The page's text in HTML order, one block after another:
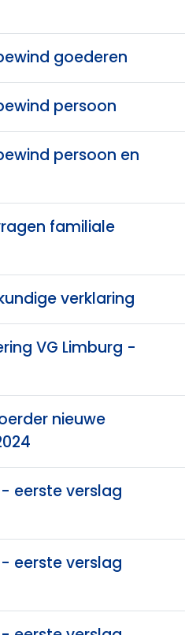
goederen
persoon
persoon en
familiale
verklaring
VG Limburg -
nieuwe
eerste verslag
eerste verslag